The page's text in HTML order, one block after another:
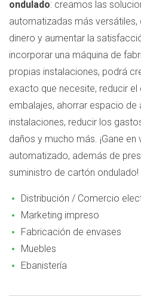
ondulado: creamos las
automatizadas más versátiles,
dinero y aumentar la
incorporar una máquina de
propias instalaciones, podrá
exacto que necesite, reducir
embalajes, ahorrar espacio de
instalaciones, reducir los
daños y mucho más. ¡Gane
automatizado, además de
suministro de cartón ondulado!
Distribución / Comercio
Marketing impreso
Fabricación de envases
Muebles
Ebanistería